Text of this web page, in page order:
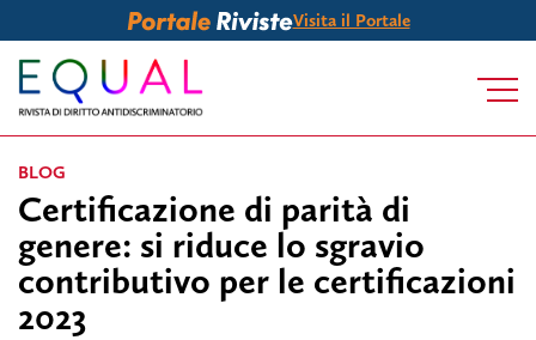
Visita il Portale
BLOG
Certificazione di parità di
genere: si riduce lo sgravio
contributivo per le certificazioni
2023